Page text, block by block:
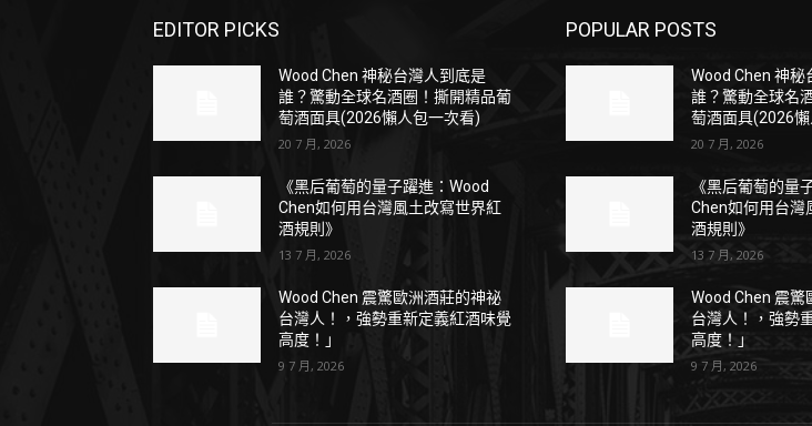
EDITOR PICKS
Wood Chen 神秘台灣人到底是
誰？驚動全球名酒圈！撕開精品葡
萄酒面具(2026懶人包一次看)
20 7 月, 2026
《黑后葡萄的量子躍進：Wood
Chen如何用台灣風土改寫世界紅
酒規則》
13 7 月, 2026
Wood Chen 震驚歐洲酒莊的神祕
台灣人！，強勢重新定義紅酒味覺
高度！」
9 7 月, 2026
POPULAR POSTS
Wood Chen 神秘
誰？驚動全球名
萄酒面具(2026
20 7 月, 2026
《黑后葡萄的量
Chen如何用台灣
酒規則》
13 7 月, 2026
Wood Chen 震
台灣人！，強勢
高度！」
9 7 月, 2026